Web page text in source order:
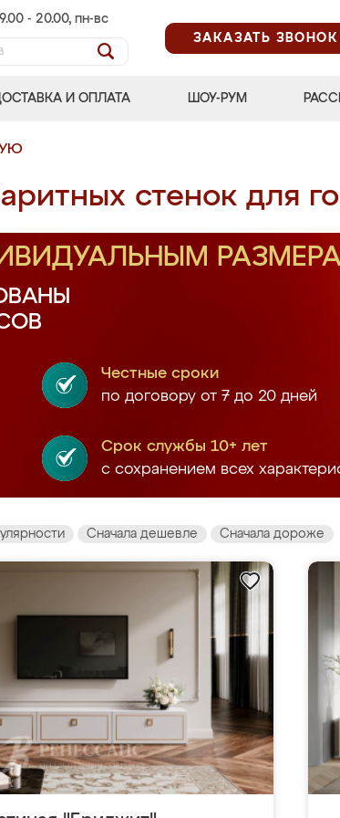
- 20.00, пн-вс
ЗАКАЗАТЬ ЗВОНОК
И ОПЛАТА ШОУ-РУМ
стенок для
Честные сроки
по договору от 7 до 20 дней
Срок службы 10+ лет
с сохранением всех
Сначала дешевле Сначала дороже